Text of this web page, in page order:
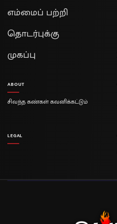
எம்மைப் பற்றி
தொடர்புக்கு
முகப்பு
ABOUT
சிவந்த கண்கள் கவனிக்கட்டும்
LEGAL